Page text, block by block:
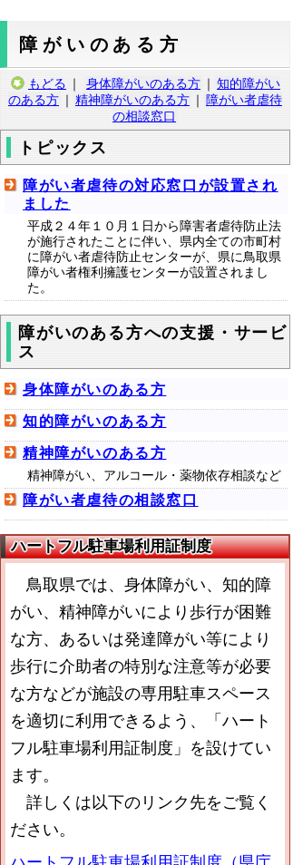
障がいのある方
もどる ｜ 身体障がいのある方 ｜ 知的障がい
のある方 ｜ 精神障がいのある方 ｜ 障がい者虐待
の相談窓口
トピックス
障がい者虐待の対応窓口が設置され
ました
平成２４年１０月１日から障害者虐待防止法
が施行されたことに伴い、県内全ての市町村
に障がい者虐待防止センターが、県に鳥取県
障がい者権利擁護センターが設置されまし
た。
障がいのある方への支援・サービ
ス
身体障がいのある方
知的障がいのある方
精神障がいのある方
精神障がい、アルコール・薬物依存相談など
障がい者虐待の相談窓口
ハートフル駐車場利用証制度
鳥取県では、身体障がい、知的障
がい、精神障がいにより歩行が困難
な方、あるいは発達障がい等により
歩行に介助者の特別な注意等が必要
な方などが施設の専用駐車スペース
を適切に利用できるよう、「ハート
フル駐車場利用証制度」を設けてい
ます。
詳しくは以下のリンク先をご覧く
ださい。